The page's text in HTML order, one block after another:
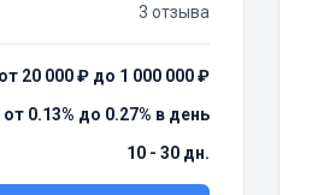
3 отзыва
от 20 000 ₽ до 1 000 000 ₽
от 0.13% до 0.27% в день
10 - 30 дн.